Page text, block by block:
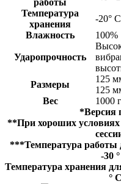
работы
Температура
хранения
-20°
Влажность
100%
Ударопрочность
Размеры
125
125
Вес
1000
*Версия
**При хороших условиях
***Температура работы
-30
Температура хранения
°